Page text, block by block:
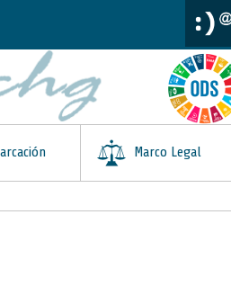
Marco Legal